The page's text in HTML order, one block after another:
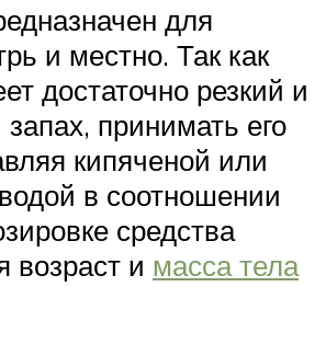
для
и местно. Так как
достаточно резкий и
принимать его
кипяченой или
в соотношении
средства
возраст и масса тела